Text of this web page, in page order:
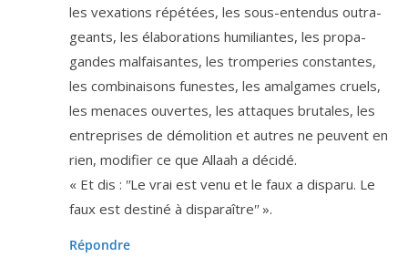
les vexa­tions répé­tées, les sous-enten­dus outra­
geants, les éla­bo­ra­tions humi­liantes, les pro­pa­
gandes mal­fai­santes, les trom­pe­ries constantes,
les com­bi­nai­sons funestes, les amal­games cruels,
les menaces ouvertes, les attaques bru­tales, les
entre­prises de démo­li­tion et autres ne peuvent en
rien, modi­fier ce que Allaah a décidé.
« Et dis : ʺLe vrai est venu et le faux a dis­pa­ru. Le
faux est des­ti­né à disparaîtreʺ ».
Répondre